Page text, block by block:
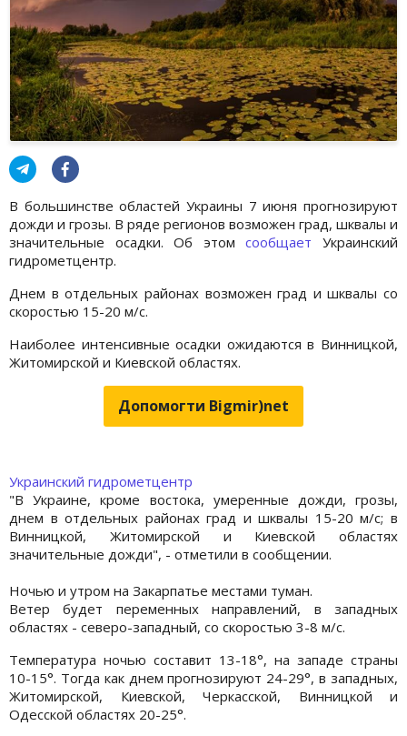
В большинстве областей Украины 7 июня прогнозируют
дожди и грозы. В ряде регионов возможен град, шквалы и
значительные осадки. Об этомсообщаетУкраинский
гидрометцентр.
Днем в отдельных районах возможен град и шквалы со
скоростью 15-20 м/с.
Наиболее интенсивные осадки ожидаются в Винницкой,
Житомирской и Киевской областях.
Допомогти Bigmir)net
Украинский гидрометцентр
"В Украине, кроме востока, умеренные дожди, грозы,
днем в отдельных районах град и шквалы 15-20 м/с; в
Винницкой, Житомирской и Киевской областях
значительные дожди", - отметили в сообщении.
Ночью и утром на Закарпатье местами туман.
Ветер будет переменных направлений, в западных
областях - северо-западный, со скоростью 3-8 м/с.
Температура ночью составит 13-18°, на западе страны
10-15°. Тогда как днем прогнозируют 24-29°, в западных,
Житомирской, Киевской, Черкасской, Винницкой и
Одесской областях 20-25°.